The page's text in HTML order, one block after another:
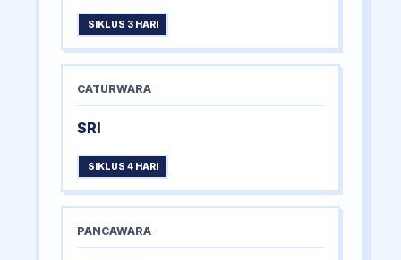
SIKLUS 3 HARI
CATURWARA
SRI
SIKLUS 4 HARI
PANCAWARA